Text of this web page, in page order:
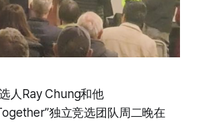
人Ray Chung和他
独立竞选团队周二晚在